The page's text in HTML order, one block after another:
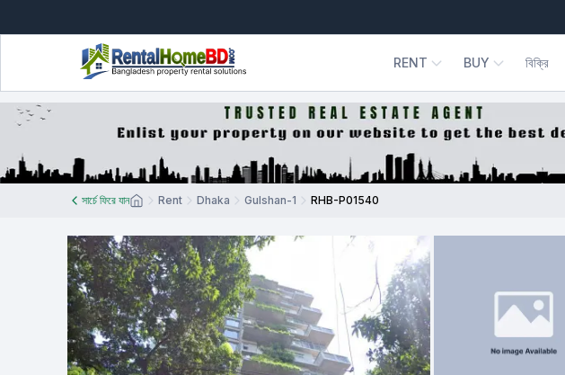
RENT BUY বিক্রি
সার্চে ফিরে যান Rent Dhaka Gulshan-1 RHB-P01540